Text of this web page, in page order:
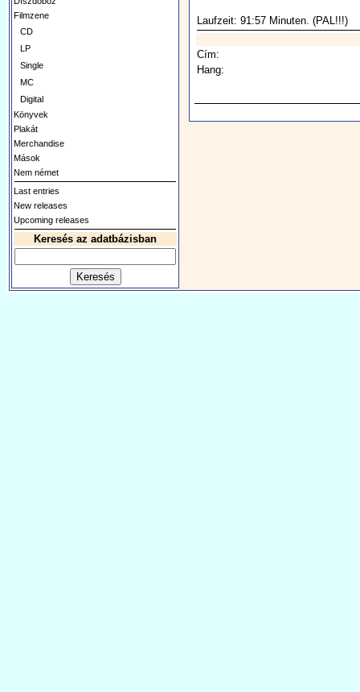
Filmzene
CD
LP
Single
MC
Digital
Könyvek
Plakát
Merchandise
Mások
Nem német
Last entries
New releases
Upcoming releases
Keresés az adatbázisban
Laufzeit: 91:57 Minuten. (PAL!!!)
Cím:
Hang: